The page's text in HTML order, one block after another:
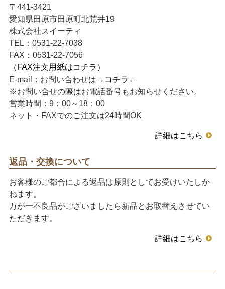
〒441-3421
愛知県田原市田原町北荒井19
株式会社スイーティ
TEL：0531-22-7038
FAX：0531-22-7056
（FAX注文用紙はコチラ）
E-mail：お問い合わせは→ コチラ ←
※お問い合せの際はお電話番号もお知らせください。
営業時間：9：00～18：00
ネット・FAXでのご注文は24時間OK
詳細はこちら
返品・交換について
お客様のご都合による返品は原則としてお受けいたしか
ねます。
万が一不良品がございましたら新品とお取替えさせてい
ただきます。
詳細はこちら